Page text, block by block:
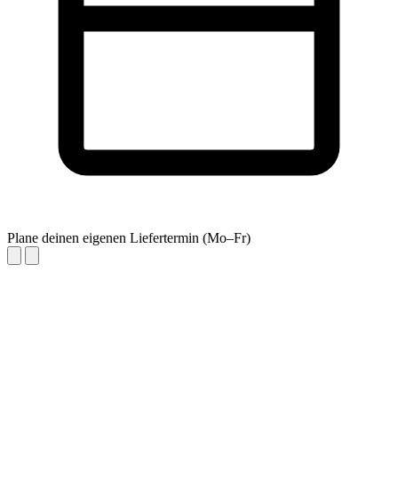
Plane deinen eigenen Liefertermin (Mo–Fr)